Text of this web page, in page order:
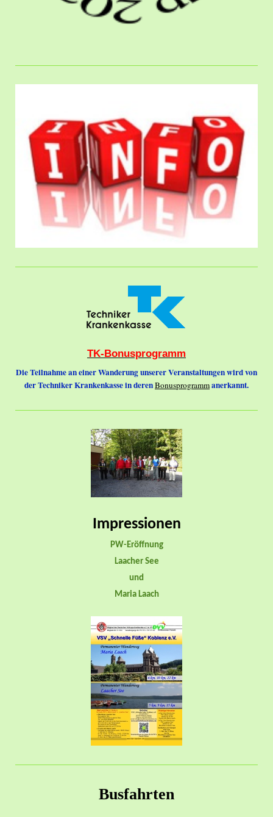
TK-Bonusprogramm
Die Teilnahme an einer Wanderung unserer Veranstaltungen wird von
der Techniker Krankenkasse in derenBonusprogrammanerkannt.
Impressionen
PW-Eröffnung
Laacher See
und
Maria Laach
Busfahrten